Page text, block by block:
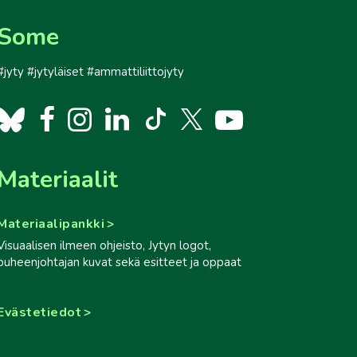
ilmeen ohjeisto, Jytyn logot,
kuvat sekä esitteet ja oppaat
#jytyläiset #ammattiliittojyty